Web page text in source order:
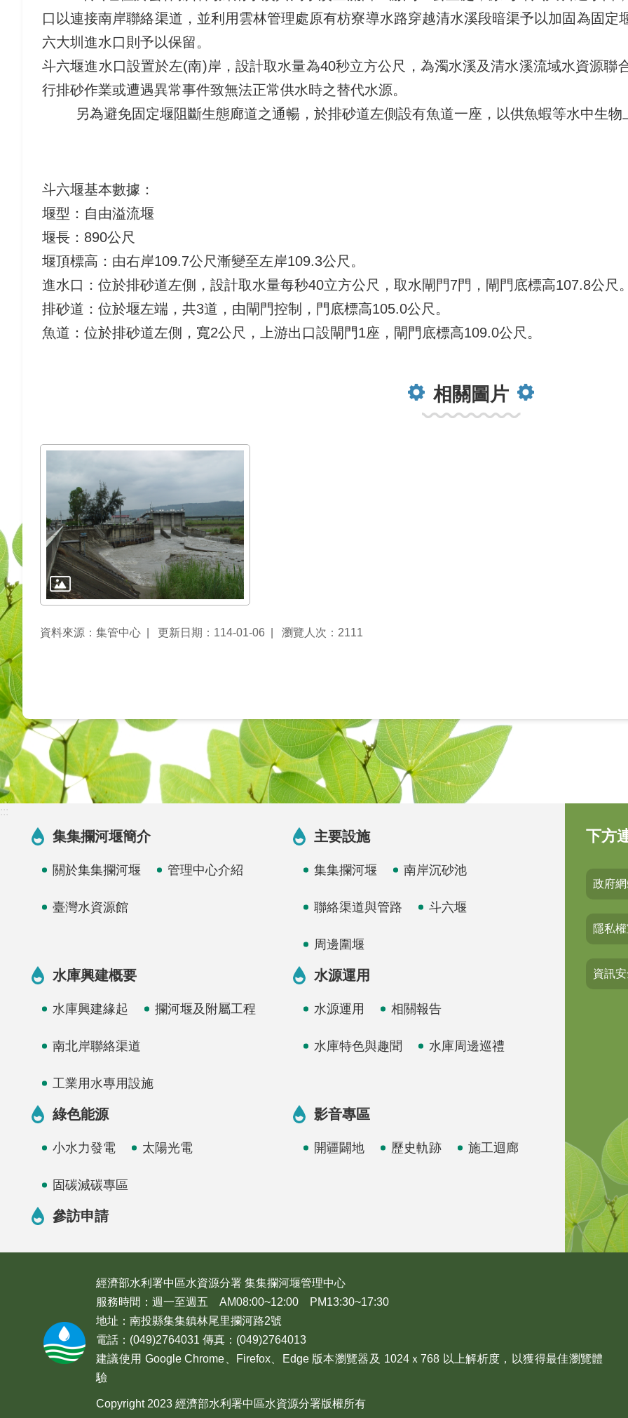
口以連接南岸聯絡渠道，並利用雲林管理處原有枋寮導水路穿越清水溪段暗渠予以加固為固
六大圳進水口則予以保留。
斗六堰進水口設置於左(南)岸，設計取水量為40秒立方公尺，為濁水溪及清水溪流域水資源聯
行排砂作業或遭遇異常事件致無法正常供水時之替代水源。
另為避免固定堰阻斷生態廊道之通暢，於排砂道左側設有魚道一座，以供魚蝦等水中生物
斗六堰基本數據：
堰型：自由溢流堰
堰長：890公尺
堰頂標高：由右岸109.7公尺漸變至左岸109.3公尺。
進水口：位於排砂道左側，設計取水量每秒40立方公尺，取水閘門7門，閘門底標高107.8公尺
排砂道：位於堰左端，共3道，由閘門控制，門底標高105.0公尺。
魚道：位於排砂道左側，寬2公尺，上游出口設閘門1座，閘門底標高109.0公尺。
相關圖片
資料來源：集管中心 更新日期：114-01-06 瀏覽人次：2111
:::
集集攔河堰簡介
關於集集攔河堰 管理中心介紹
臺灣水資源館
主要設施
集集攔河堰 南岸沉砂池
聯絡渠道與管路 斗六堰
周邊圍堰
水庫興建概要
水庫興建緣起 攔河堰及附屬工程
南北岸聯絡渠道
工業用水專用設施
水源運用
水源運用 相關報告
水庫特色與趣聞 水庫周邊巡禮
綠色能源
小水力發電 太陽光電
固碳減碳專區
影音專區
開疆闢地 歷史軌跡 施工迴廊
參訪申請
下方
政府
隱私
資訊
經濟部水利署中區水資源分署 集集攔河堰管理中心
服務時間：週一至週五 AM08:00~12:00 PM13:30~17:30
地址：南投縣集集鎮林尾里攔河路2號
電話：(049)2764031 傳真：(049)2764013
建議使用 Google Chrome、Firefox、Edge 版本瀏覽器及 1024ｘ768 以上解析度，以獲得最佳瀏覽體
驗
Copyright 2023 經濟部水利署中區水資源分署版權所有